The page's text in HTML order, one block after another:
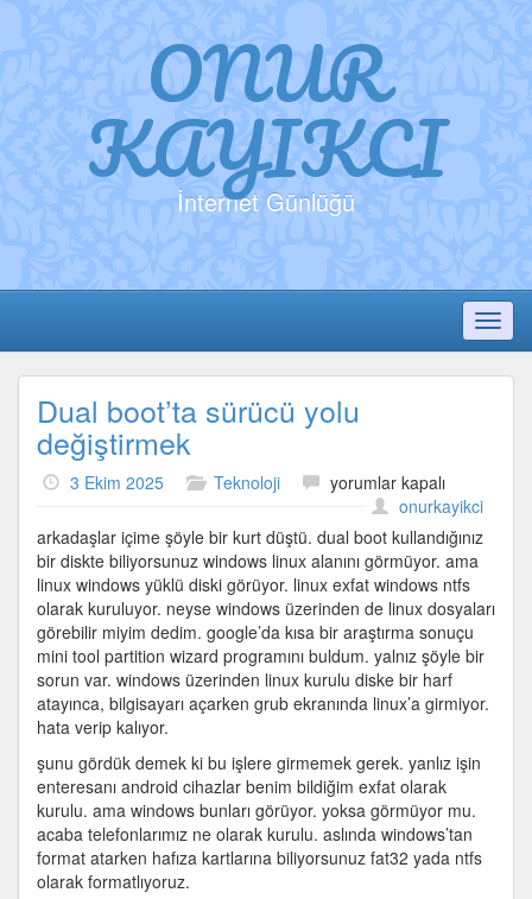
ONUR
KAYIKCI
İnternet Günlüğü
Dual boot’ta sürücü yolu
değiştirmek
3 Ekim 2025 Teknoloji
Dual
boot’ta
sürücü
yolu
değiştirmek
için
yorumlar kapalı
onurkayikci
arkadaşlar içime şöyle bir kurt düştü. dual boot kullandığınız
bir diskte biliyorsunuz windows linux alanını görmüyor. ama
linux windows yüklü diski görüyor. linux exfat windows ntfs
olarak kuruluyor. neyse windows üzerinden de linux dosyaları
görebilir miyim dedim. google’da kısa bir araştırma sonuçu
mini tool partition wizard programını buldum. yalnız şöyle bir
sorun var. windows üzerinden linux kurulu diske bir harf
atayınca, bilgisayarı açarken grub ekranında linux’a girmiyor.
hata verip kalıyor.
şunu gördük demek ki bu işlere girmemek gerek. yanlız işin
enteresanı android cihazlar benim bildiğim exfat olarak
kurulu. ama windows bunları görüyor. yoksa görmüyor mu.
acaba telefonlarımız ne olarak kurulu. aslında windows’tan
format atarken hafıza kartlarına biliyorsunuz fat32 yada ntfs
olarak formatlıyoruz.